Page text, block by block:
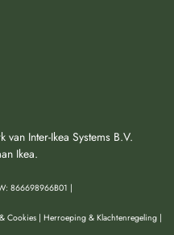
Inter-Ikea Systems B.V.
Ikea.
866698966B01 |
Cookies | Herroeping & Klachtenregeling |